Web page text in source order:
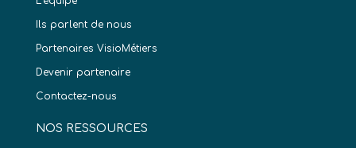
Ils parlent de nous
Partenaires VisioMétiers
Devenir partenaire
Contactez-nous
NOS RESSOURCES